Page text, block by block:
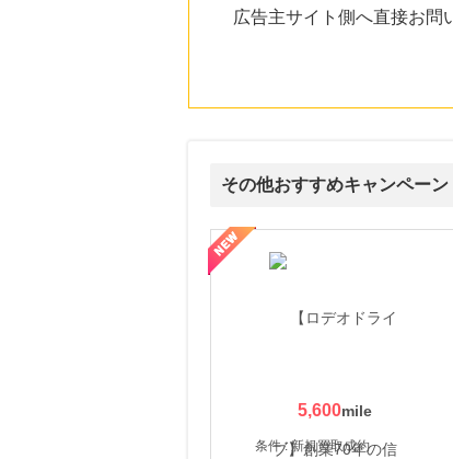
広告主サイト側へ直接お問
その他おすすめキャンペーン
5,600
条件 : 新規買取成約
くをテーマにした商品で女性の美を応援しています
【ITトレンドMoney】相談プロモーショ